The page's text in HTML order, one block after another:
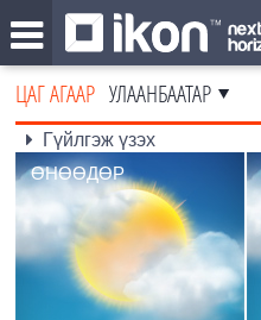
ЦАГ АГААР УЛААНБААТАР
Гүйлгэж үзэх
ӨНӨӨДӨР